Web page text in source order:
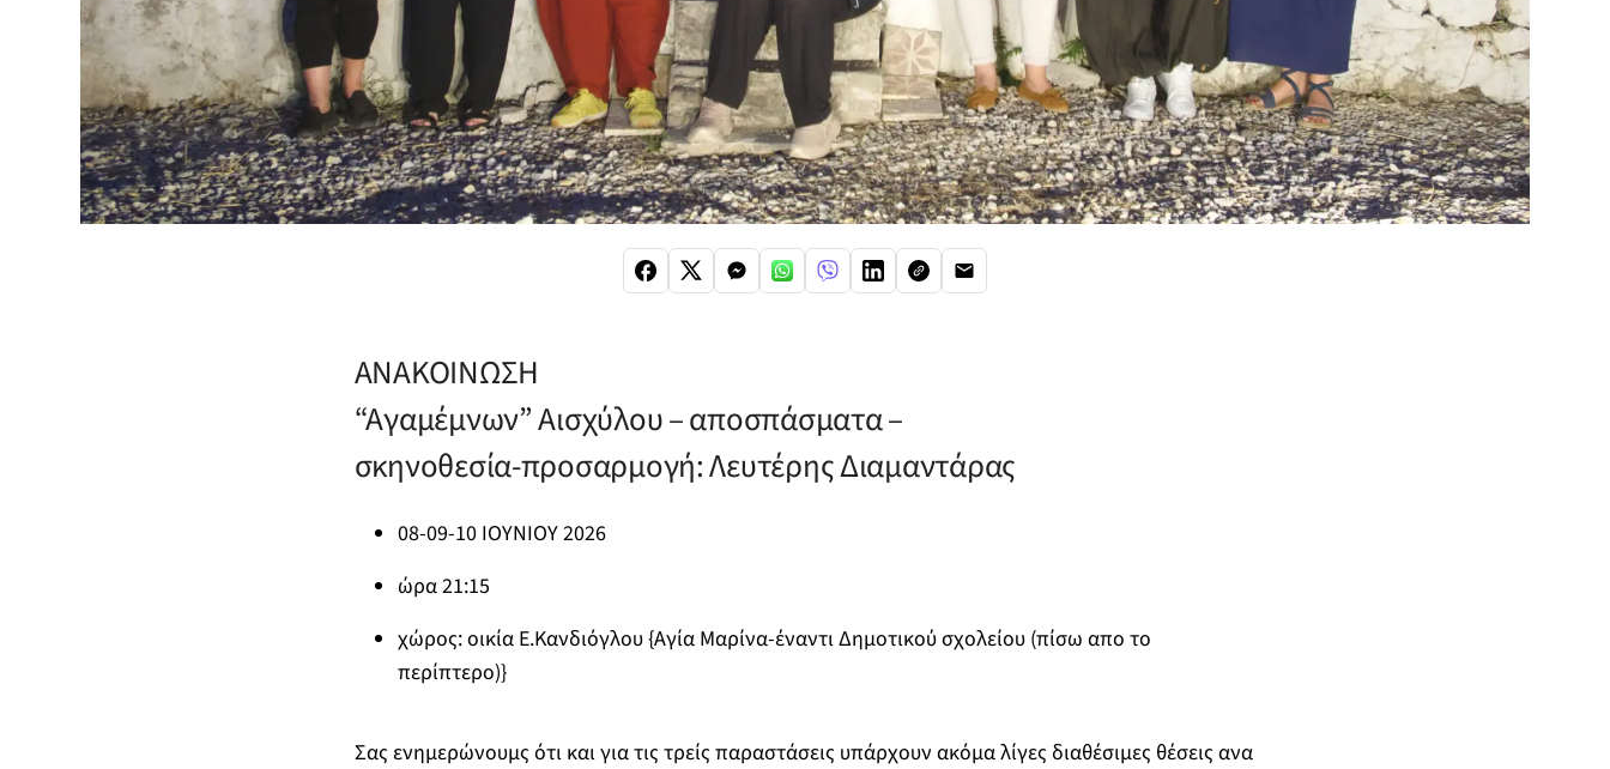
ΑΝΑΚΟΙΝΩΣΗ
“Αγαμέμνων” Αισχύλου – αποσπάσματα –
σκηνοθεσία-προσαρμογή: Λευτέρης Διαμαντάρας
08-09-10 ΙΟΥΝΙΟΥ 2026
ώρα 21:15
χώρος: οικία Ε.Κανδιόγλου {Αγία Μαρίνα-έναντι Δημοτικού σχολείου (πίσω απο το
περίπτερο)}
Σας ενημερώνουμς ότι και για τις τρείς παραστάσεις υπάρχουν ακόμα λίγες διαθέσιμες θέσεις ανα